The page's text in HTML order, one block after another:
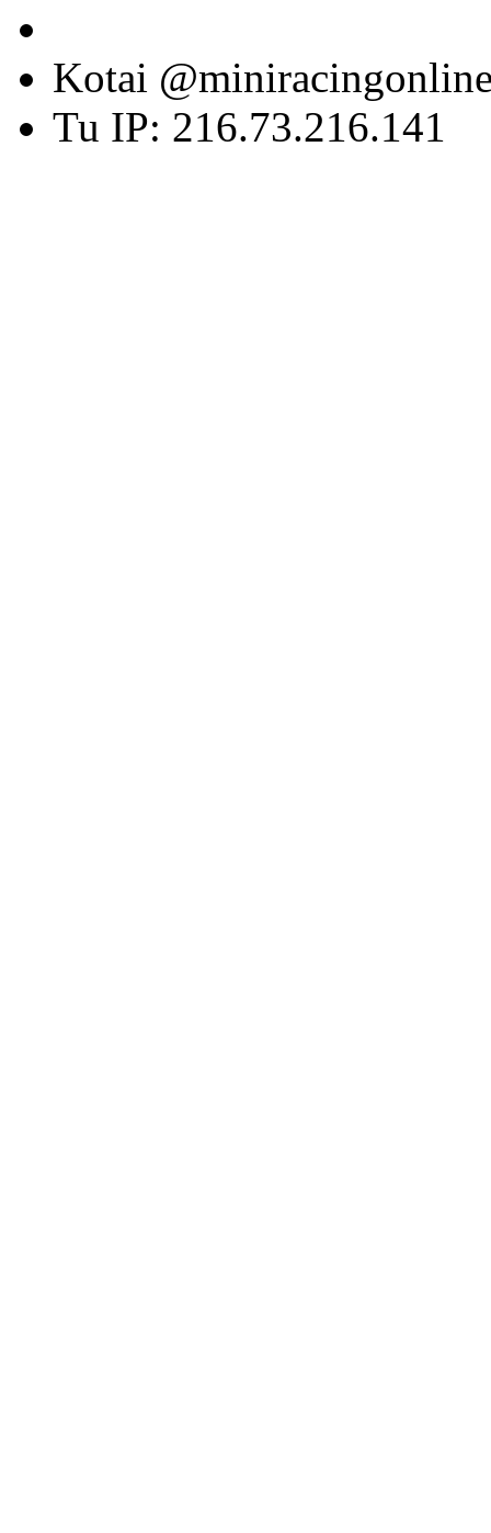
Kotai
Tu IP: 216.73.216.141